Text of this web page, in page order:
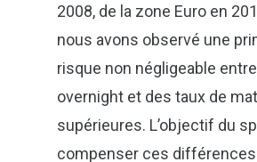
2008, de la zone Euro en
nous avons observé une
risque non négligeable entre
overnight et des taux de
supérieures. L’objectif du
compenser ces différences
Suivez l’actualité de Green-
grâce à notre